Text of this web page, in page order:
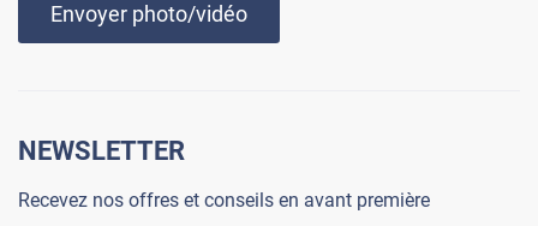
Envoyer photo/vidéo
NEWSLETTER
Recevez nos offres et conseils en avant première